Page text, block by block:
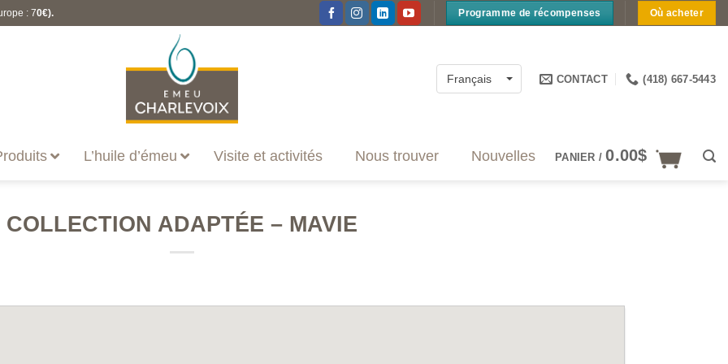
: 70€). Programme de récompenses Où acheter
Français CONTACT (418) 667-5443
L’huile d’émeu Visite et activités Nous trouver Nouvelles PANIER /0.00$
COLLECTION ADAPTÉE – MAVIE